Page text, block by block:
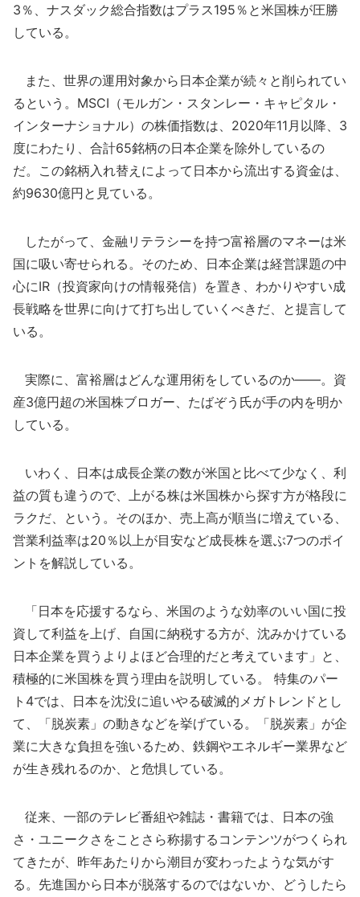
3％、ナスダック総合指数はプラス195％と米国株が圧勝
している。
また、世界の運用対象から日本企業が続々と削られてい
るという。MSCI（モルガン・スタンレー・キャピタル・
インターナショナル）の株価指数は、2020年11月以降、3
度にわたり、合計65銘柄の日本企業を除外しているの
だ。この銘柄入れ替えによって日本から流出する資金は、
約9630億円と見ている。
したがって、金融リテラシーを持つ富裕層のマネーは米
国に吸い寄せられる。そのため、日本企業は経営課題の中
心にIR（投資家向けの情報発信）を置き、わかりやすい成
長戦略を世界に向けて打ち出していくべきだ、と提言して
いる。
実際に、富裕層はどんな運用術をしているのか――。資
産3億円超の米国株ブロガー、たばぞう氏が手の内を明か
している。
いわく、日本は成長企業の数が米国と比べて少なく、利
益の質も違うので、上がる株は米国株から探す方が格段に
ラクだ、という。そのほか、売上高が順当に増えている、
営業利益率は20％以上が目安など成長株を選ぶ7つのポイ
ントを解説している。
「日本を応援するなら、米国のような効率のいい国に投
資して利益を上げ、自国に納税する方が、沈みかけている
日本企業を買うよりよほど合理的だと考えています」と、
積極的に米国株を買う理由を説明している。 特集のパー
ト4では、日本を沈没に追いやる破滅的メガトレンドとし
て、「脱炭素」の動きなどを挙げている。「脱炭素」が企
業に大きな負担を強いるため、鉄鋼やエネルギー業界など
が生き残れるのか、と危惧している。
従来、一部のテレビ番組や雑誌・書籍では、日本の強
さ・ユニークさをことさら称揚するコンテンツがつくられ
てきたが、昨年あたりから潮目が変わったような気がす
る。先進国から日本が脱落するのではないか、どうしたら